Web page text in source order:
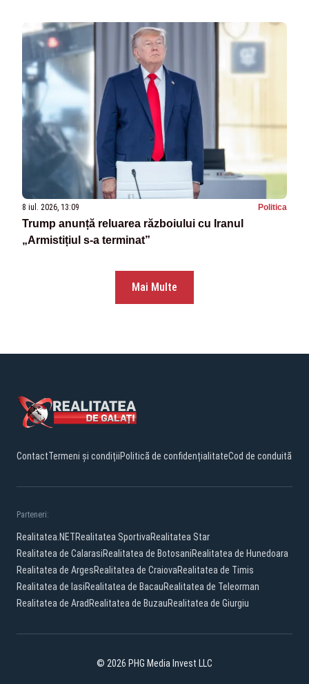
8 iul. 2026, 13:09 Politica
Trump anunță reluarea războiului cu Iranul
„Armistițiul s-a terminat”
Mai Multe
ContactTermeni și condițiiPolitică de confidențialitateCod de conduită
Parteneri:
Realitatea.NETRealitatea SportivaRealitatea Star
Realitatea de CalarasiRealitatea de BotosaniRealitatea de Hunedoara
Realitatea de ArgesRealitatea de CraiovaRealitatea de Timis
Realitatea de IasiRealitatea de BacauRealitatea de Teleorman
Realitatea de Arad Realitatea de BuzauRealitatea de Giurgiu
© 2026 PHG Media Invest LLC